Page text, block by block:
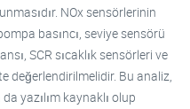
NOx sensörlerinin
basıncı, seviye sensörü
SCR sıcaklık sensörleri ve
değerlendirilmelidir. Bu analiz,
yazılım kaynaklı olup